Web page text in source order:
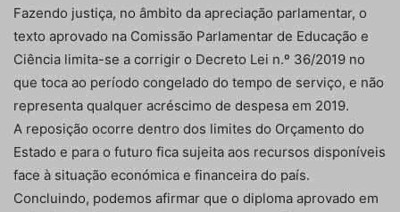
Fazendo justiça, no âmbito da apreciação parlamentar, o
texto aprovado na Comissão Parlamentar de Educação e
Ciência limita-se a corrigir o Decreto Lei n.º 36/2019 no
que toca ao período congelado do tempo de serviço, e não
representa qualquer acréscimo de despesa em 2019.
A reposição ocorre dentro dos limites do Orçamento do
Estado e para o futuro fica sujeita aos recursos disponíveis
face à situação económica e financeira do país.
Concluindo, podemos afirmar que o diploma aprovado em